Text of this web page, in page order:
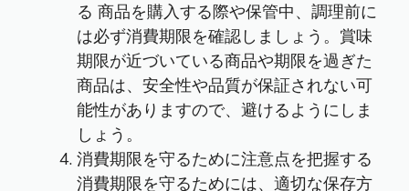
る 商品を購入する際や保管中、調理前に
は必ず消費期限を確認しましょう。賞味
期限が近づいている商品や期限を過ぎた
商品は、安全性や品質が保証されない可
能性がありますので、避けるようにしま
しょう。
消費期限を守るために注意点を把握する
消費期限を守るためには、適切な保存方